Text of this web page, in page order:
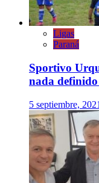
Ligas
Paraná
Sportivo
nada
5 septiembre, 2021